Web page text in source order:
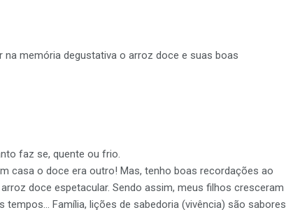
na memória degustativa o arroz doce e suas boas
faz se, quente ou frio.
casa o doce era outro! Mas, tenho boas recordações ao
doce espetacular. Sendo assim, meus filhos cresceram
tempos… Família, lições de sabedoria (vivência) são sabores